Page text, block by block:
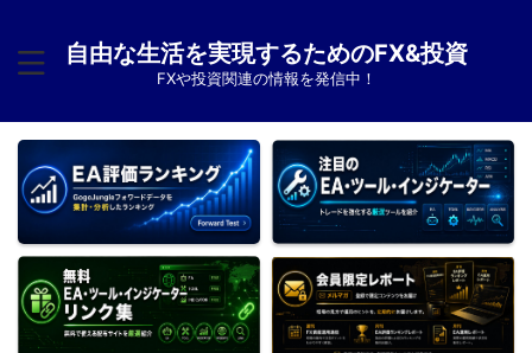
自由な生活を実現するためのFX&投資
FXや投資関連の情報を発信中！